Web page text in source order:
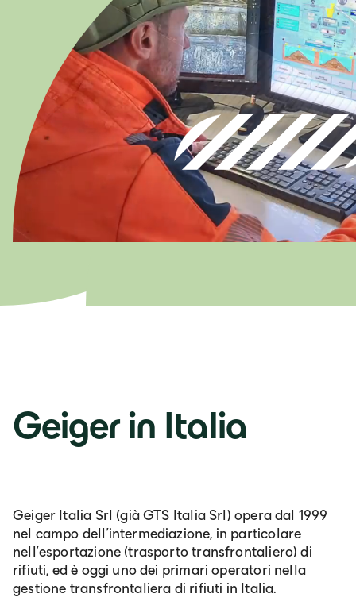
Geiger in Italia
Geiger Italia Srl (già GTS Italia Srl) opera dal 1999
nel campo dell’intermediazione, in particolare
nell'esportazione (trasporto transfrontaliero) di
rifiuti, ed è oggi uno dei primari operatori nella
gestione transfrontaliera di rifiuti in Italia.
Österreich
Deutsch
România